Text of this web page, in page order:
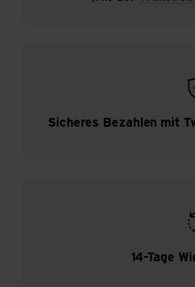
Sicheres Bezahlen mit
14-Tage